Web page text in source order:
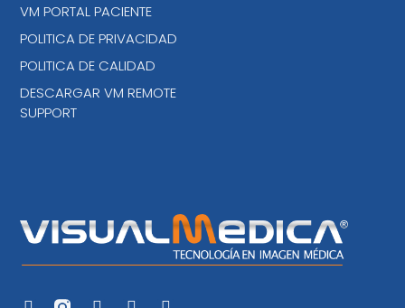
VM PORTAL PACIENTE
POLITICA DE PRIVACIDAD
POLITICA DE CALIDAD
DESCARGAR VM REMOTE
SUPPORT